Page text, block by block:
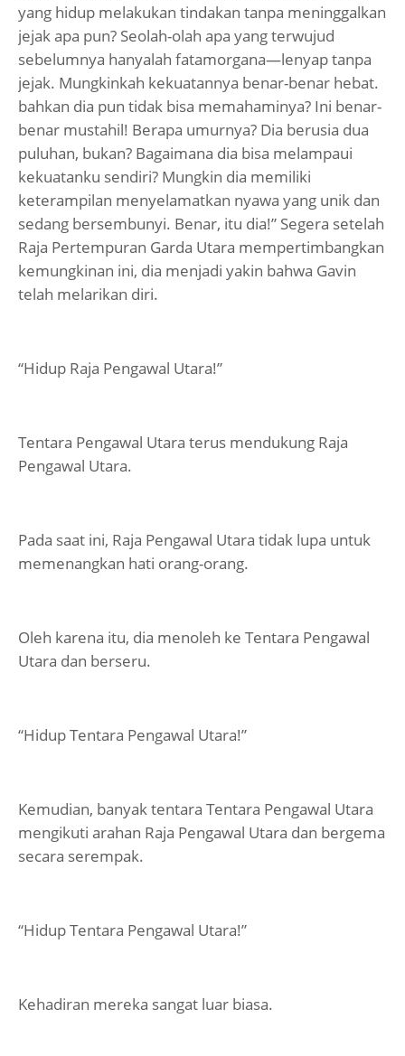
yang hidup melakukan tindakan tanpa meninggalkan
jejak apa pun? Seolah-olah apa yang terwujud
sebelumnya hanyalah fatamorgana—lenyap tanpa
jejak. Mungkinkah kekuatannya benar-benar hebat.
bahkan dia pun tidak bisa memahaminya? Ini benar-
benar mustahil! Berapa umurnya? Dia berusia dua
puluhan, bukan? Bagaimana dia bisa melampaui
kekuatanku sendiri? Mungkin dia memiliki
keterampilan menyelamatkan nyawa yang unik dan
sedang bersembunyi. Benar, itu dia!” Segera setelah
Raja Pertempuran Garda Utara mempertimbangkan
kemungkinan ini, dia menjadi yakin bahwa Gavin
telah melarikan diri.
“Hidup Raja Pengawal Utara!”
Tentara Pengawal Utara terus mendukung Raja
Pengawal Utara.
Pada saat ini, Raja Pengawal Utara tidak lupa untuk
memenangkan hati orang-orang.
Oleh karena itu, dia menoleh ke Tentara Pengawal
Utara dan berseru.
“Hidup Tentara Pengawal Utara!”
Kemudian, banyak tentara Tentara Pengawal Utara
mengikuti arahan Raja Pengawal Utara dan bergema
secara serempak.
“Hidup Tentara Pengawal Utara!”
Kehadiran mereka sangat luar biasa.